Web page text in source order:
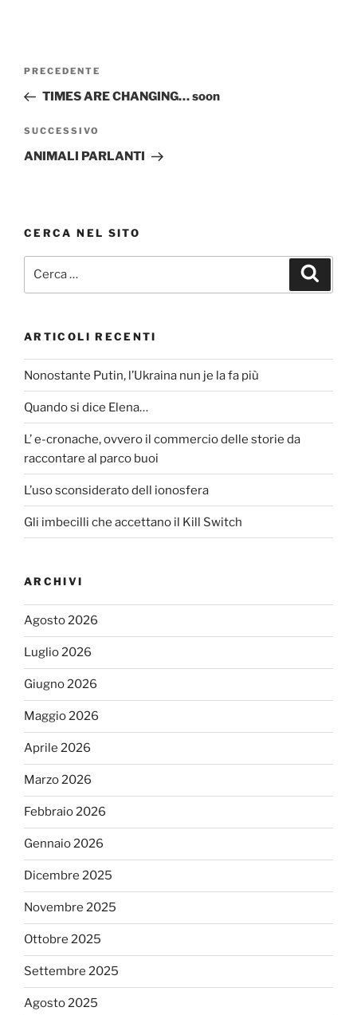
Navigazione
Articolo
precedente:
PRECEDENTE
TIMES ARE CHANGING… soon
Articolo
successivo
SUCCESSIVO
ANIMALI PARLANTI
CERCA NEL SITO
ARTICOLI RECENTI
Nonostante Putin, l’Ukraina nun je la fa più
Quando si dice Elena…
L’ e-cronache, ovvero il commercio delle storie da
raccontare al parco buoi
L’uso sconsiderato dell ionosfera
Gli imbecilli che accettano il Kill Switch
ARCHIVI
Agosto 2026
Luglio 2026
Giugno 2026
Maggio 2026
Aprile 2026
Marzo 2026
Febbraio 2026
Gennaio 2026
Dicembre 2025
Novembre 2025
Ottobre 2025
Settembre 2025
Agosto 2025